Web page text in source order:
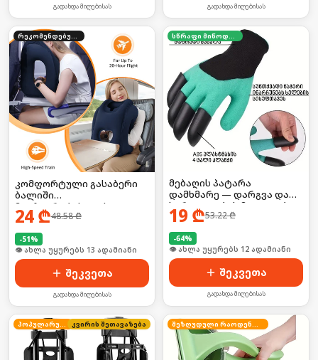
გადახდა მიღებისას გადახდა მიღებისას
რეკომენდებული
კომფორტული გასაბერი
ბალიში
მოგზაურობისთვის
24₾48.58₾
-51%
🛒 ბოლო 24სთ-ში იყიდა 19-მა
შეკვეთა
გადახდა მიღებისას
სწრაფი მიწოდება
მებაღის პატარა
დამხმარე — დარგვა და
სარეველების მოცილება
უმარტივესად!
19 ₾53.22₾
-64%
🛒 ბოლო 24სთ-ში იყიდა 19-მა
შეკვეთა
გადახდა მიღებისას
პოპულარული კვირის შეთავაზება შეზღუდული რაოდენობა